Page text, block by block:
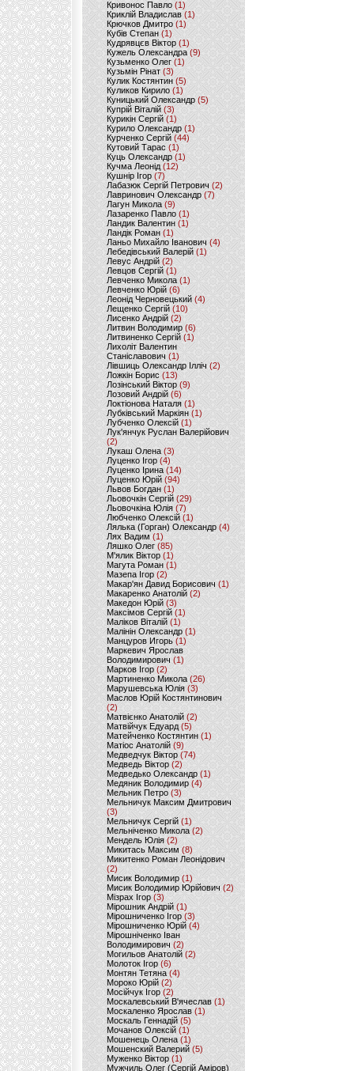
Кривонос Павло (1)
Криклій Владислав (1)
Крючков Дмитро(1)
Кубів Степан(1)
Кудрявцєв Віктор (1)
Кужель Олександра (9)
Кузьменко Олег (1)
Кузьмін Рінат(3)
Кулик Костянтин(5)
Куликов Кирило (1)
Куницький Олександр (5)
Купрій Віталій (3)
Курикін Сергій(1)
Курило Олександр (1)
Курченко Сергій (44)
Кутовий Тарас (1)
Куць Олександр (1)
Кучма Леонід (12)
Кушнір Ігор(7)
Лабазюк Сергій Петрович (2)
Лавринович Олександр(7)
Лагун Микола(9)
Лазаренко Павло (1)
Ландик Валентин (1)
Ландік Роман (1)
Ланьо Михайло Іванович(4)
Лебедівський Валерій(1)
Левус Андрій(2)
Левцов Сергій (1)
Левченко Микола (1)
Левченко Юрій (6)
Леонід Черновецький (4)
Лещенко Сергій (10)
Лисенко Андрій (2)
Литвин Володимир (6)
Литвиненко Сергій (1)
Лихоліт Валентин
Станіславович (1)
Лівшиць Олександр Ілліч (2)
Ложкін Борис(13)
Лозінський Віктор(9)
Лозовий Андрій (6)
Локтіонова Наталя (1)
Лубківський Маркіян(1)
Лубченко Олексій (1)
Лук'янчук Руслан Валерійович
(2)
Лукаш Олена (3)
Луценко Ігор (4)
Луценко Ірина (14)
Луценко Юрій (94)
Львов Богдан (1)
Льовочкін Сергій (29)
Льовочкіна Юлія(7)
Любченко Олексій(1)
Лялька (Горган) Олександр(4)
Лях Вадим (1)
Ляшко Олег (85)
М'ялик Віктор(1)
Магута Роман(1)
Мазепа Ігор (2)
Макар'ян Давид Борисович(1)
Макаренко Анатолій (2)
Македон Юрій(3)
Максімов Сергій (1)
Маліков Віталій (1)
Малінін Олександр (1)
Манцуров Игорь (1)
Маркевич Ярослав
Володимирович (1)
Марков Ігор (2)
Мартиненко Микола (26)
Марушевська Юлія (3)
Маслов Юрій Костянтинович
(2)
Матвієнко Анатолій (2)
Матвійчук Едуард(5)
Матейченко Костянтин (1)
Матіос Анатолій (9)
Медведчук Віктор(74)
Медведь Віктор (2)
Медведько Олександр (1)
Медяник Володимир(4)
Мельник Петро (3)
Мельничук Максим Дмитрович
(3)
Мельничук Сергій (1)
Мельніченко Микола (2)
Мендель Юлія (2)
Микитась Максим (8)
Микитенко Роман Леонідович
(2)
Мисик Володимир (1)
Мисик Володимир Юрійович(2)
Мізрах Ігор(3)
Мірошник Андрій(1)
Мірошниченко Ігор (3)
Мірошниченко Юрій(4)
Мірошніченко Іван
Володимирович (2)
Могильов Анатолій (2)
Молоток Ігор (6)
Монтян Тетяна (4)
Мороко Юрій(2)
Мосійчук Ігор (2)
Москалевський В'ячеслав (1)
Москаленко Ярослав (1)
Москаль Геннадій (5)
Мочанов Олексій(1)
Мошенець Олена(1)
Мошенский Валерий (5)
Муженко Віктор (1)
Мужчиль Олег (Сергій Аміров)